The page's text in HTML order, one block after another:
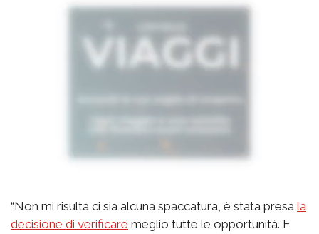
“Non mi risulta ci sia alcuna spaccatura, è stata presa la
decisione di verificare meglio tutte le opportunità. E